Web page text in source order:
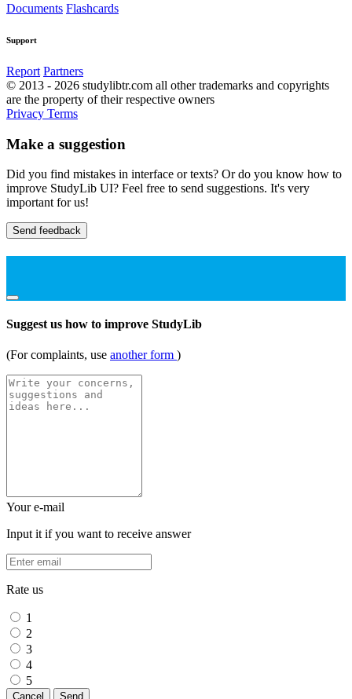
Documents Flashcards
Support
Report Partners
© 2013 - 2026 studylibtr.com all other trademarks and copyrights
are the property of their respective owners
Privacy Terms
Make a suggestion
Did you find mistakes in interface or texts? Or do you know how to
improve StudyLib UI? Feel free to send suggestions. It's very
important for us!
Send feedback
Suggest us how to improve StudyLib
(For complaints, use another form )
Your e-mail
Input it if you want to receive answer
Rate us
1
2
3
4
5
Cancel Send